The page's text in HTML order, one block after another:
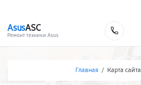
AsusASC
Ремонт техники Asus
Главная / Карта сайта